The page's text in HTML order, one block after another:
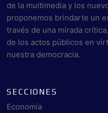
de la multimedia y los
proponemos brindarte un
través de una mirada
de los actos públicos en
nuestra democracia.
SECCIONES
Economía